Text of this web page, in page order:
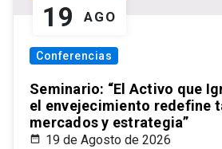
19 AGO
Conferencias
Seminario: “El Activo que
el envejecimiento redefine
mercados y estrategia”
19 de Agosto de 2026